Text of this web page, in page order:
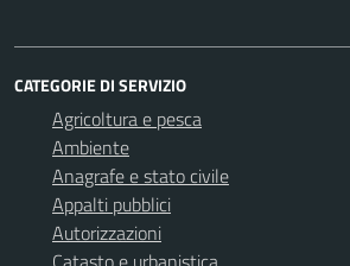
CATEGORIE DI SERVIZIO
Agricoltura e pesca
Ambiente
Anagrafe e stato civile
Appalti pubblici
Autorizzazioni